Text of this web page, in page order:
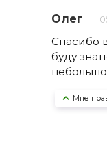
Олег
Спасибо
буду
Мне